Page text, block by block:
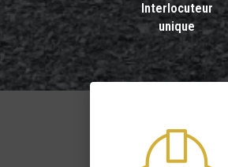
Interlocuteur
unique